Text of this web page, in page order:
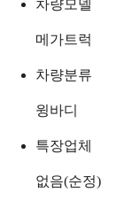
차량모델
메가트럭
차량분류
윙바디
특장업체
없음(순정)